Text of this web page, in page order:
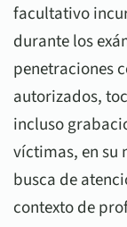
facultativo
durante los
penetraciones
autorizados,
incluso
víctimas, en su
busca de
contexto de